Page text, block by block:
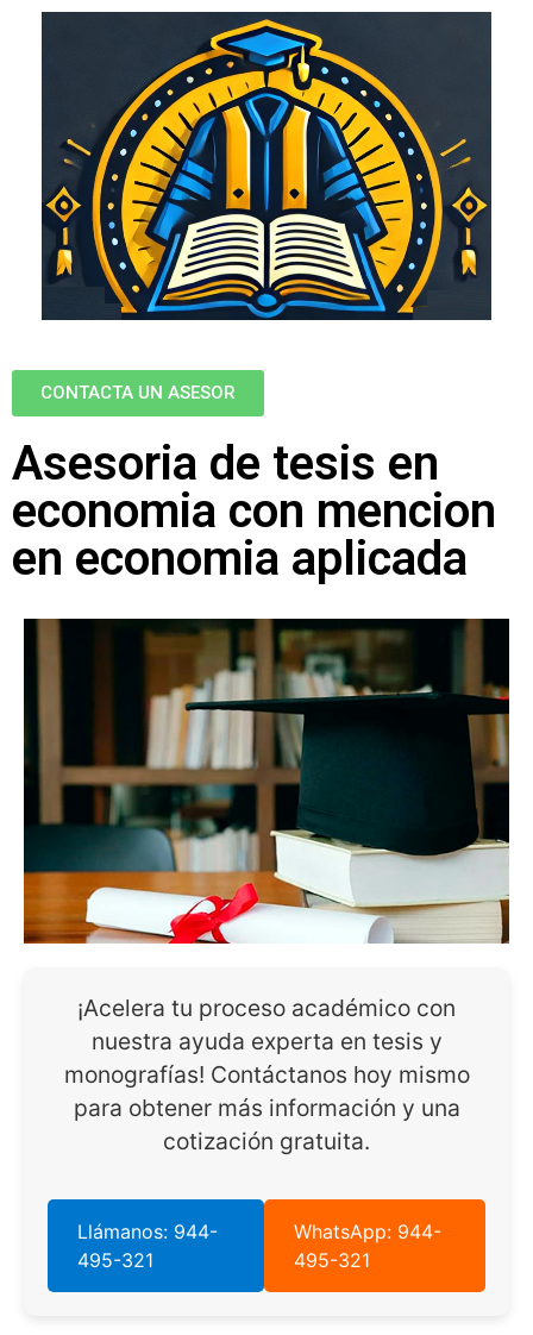
CONTACTA UN ASESOR
Asesoria de tesis en
economia con mencion
en economia aplicada
¡Acelera tu proceso académico con
nuestra ayuda experta en tesis y
monografías! Contáctanos hoy mismo
para obtener más información y una
cotización gratuita.
Llámanos: 944-
495-321
WhatsApp: 944-
495-321